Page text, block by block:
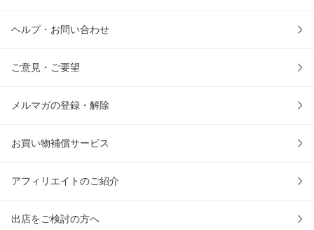
ヘルプ・お問い合わせ
ご意見・ご要望
メルマガの登録・解除
お買い物補償サービス
アフィリエイトのご紹介
出店をご検討の方へ